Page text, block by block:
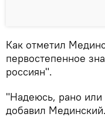
Как отметил
первостепенное
россиян".
"Надеюсь, рано
добавил Мединский.